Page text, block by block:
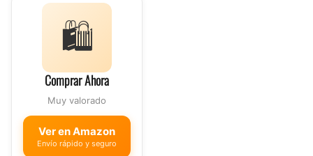
🛍️
Comprar Ahora
Muy valorado
Ver en Amazon
Envío rápido y seguro